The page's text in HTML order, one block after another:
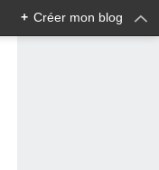
+ Créer mon blog